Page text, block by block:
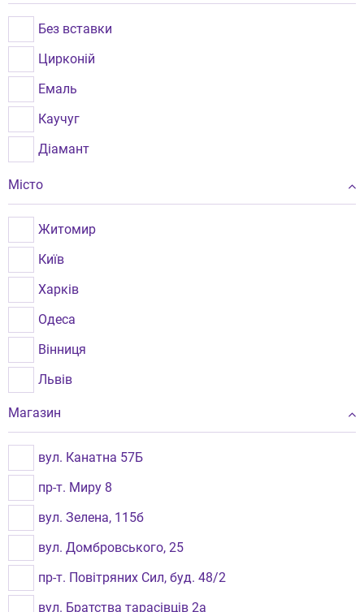
Без вставки
Цирконій
Емаль
Каучуг
Діамант
Місто
Житомир
Київ
Харків
Одеса
Вінниця
Львів
Рівне
Магазин
вул. Канатна 57Б
пр-т. Миру 8
вул. Зелена, 115б
вул. Домбровського, 25
пр-т. Повітряних Сил, буд. 48/2
вул. Братства тарасівців 2а